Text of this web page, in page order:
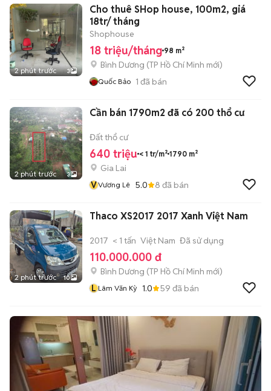
2 phút trước 3
Cho thuê SHop house, 100m2, giá
18tr/ tháng
Shophouse
18 triệu/tháng 98 m²
Bình Dương (TP Hồ Chí Minh mới)
Quốc Bảo 1 đã bán
2 phút trước 3
Cần bán 1790m2 đã có 200 thổ cư
Đất thổ cư
640 triệu < 1 tr/m² 1790 m²
Gia Lai
VVương Lê 5.0 8 đã bán
2 phút trước 10
Thaco XS2017 2017 Xanh Việt Nam
2017 < 1 tấn Việt Nam Đã sử dụng
110.000.000 đ
Bình Dương (TP Hồ Chí Minh mới)
L Lâm Văn Kỳ 1.0 59 đã bán